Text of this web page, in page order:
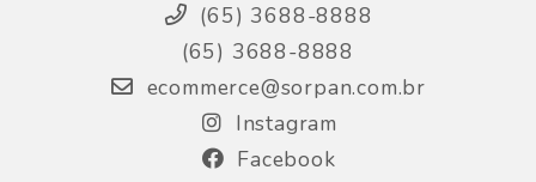
(65) 3688-8888
(65) 3688-8888
ecommerce@sorpan.com.br
Instagram
Facebook